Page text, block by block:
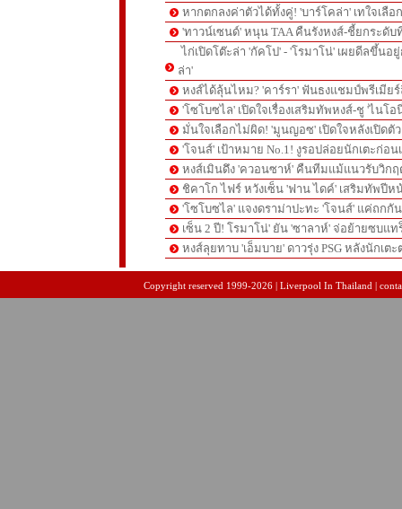
หากตกลงค่าตัวได้ทั้งคู่! 'บาร์โคล่า' เทใจเลือ
'ทาวน์เซนด์' หนุน TAA คืนรังหงส์-ชี้ยกระดั
ไก่เปิดโต๊ะล่า 'กัคโป' - 'โรมาโน่' เผยดีลขึ้นอ
ล่า'
หงส์ได้ลุ้นไหม? 'คาร์รา' ฟันธงแชมป์พรีเมีย
'โซโบซไล' เปิดใจเรื่องเสริมทัพหงส์-ชู 'ไนโ
มั่นใจเลือกไม่ผิด! 'มูนญอซ' เปิดใจหลังเปิดตั
'โจนส์' เป้าหมาย No.1! งูรอปล่อยนักเตะก่อ
หงส์เมินดึง 'ควอนซาห์' คืนทีมแม้แนวรับวิก
ชิคาโก ไฟร์ หวังเซ็น 'ฟาน ไดค์' เสริมทัพปีห
'โซโบซไล' แจงดราม่าปะทะ 'โจนส์' แค่ถกกั
เซ็น 2 ปี! โรมาโน่' ยัน 'ซาลาห์' จ่อย้ายซบแ
หงส์ลุยทาบ 'เอ็มบาย' ดาวรุ่ง PSG หลังนักเต
Copyright reserved 1999-2026 | Liverpool In Thailand |